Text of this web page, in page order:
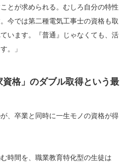
とが求められる。むしろ自分の特性
今では第二種電気工事士の資格も取
います。『普通』じゃなくても、活
。」
資格」のダブル取得という最
、卒業と同時に一生モノの資格が得
時間を、職業教育特化型の生徒は